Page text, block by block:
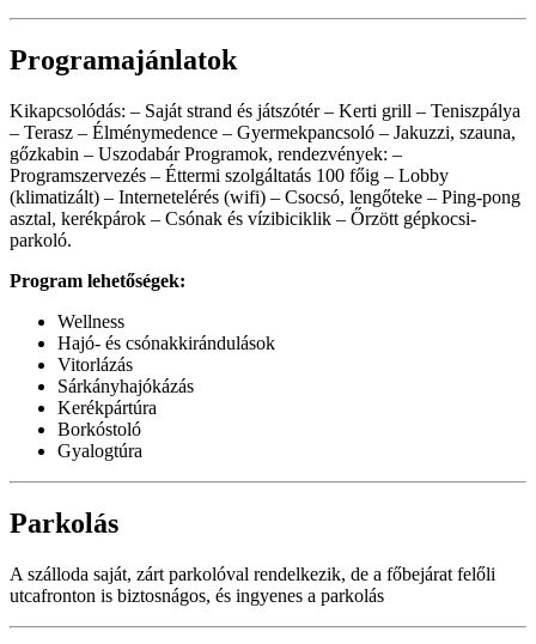
Programajánlatok
Kikapcsolódás: – Saját strand és játszótér – Kerti grill – Teniszpálya
– Terasz – Élménymedence – Gyermekpancsoló – Jakuzzi, szauna,
gőzkabin – Uszodabár Programok, rendezvények: –
Programszervezés – Éttermi szolgáltatás 100 főig – Lobby
(klimatizált) – Internetelérés (wifi) – Csocsó, lengőteke – Ping-pong
asztal, kerékpárok – Csónak és vízibiciklik – Őrzött gépkocsi-
parkoló.
Program lehetőségek:
Wellness
Hajó- és csónakkirándulások
Vitorlázás
Sárkányhajókázás
Kerékpártúra
Borkóstoló
Gyalogtúra
Parkolás
A szálloda saját, zárt parkolóval rendelkezik, de a főbejárat felőli
utcafronton is biztosnágos, és ingyenes a parkolás